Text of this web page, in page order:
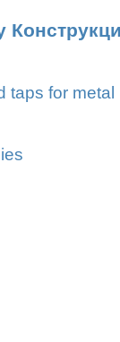
taps for metal